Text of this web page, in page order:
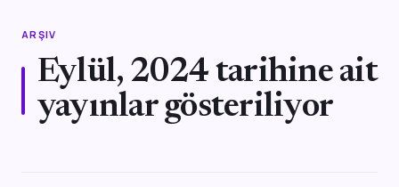
ARŞIV
Eylül, 2024 tarihine ait
yayınlar gösteriliyor